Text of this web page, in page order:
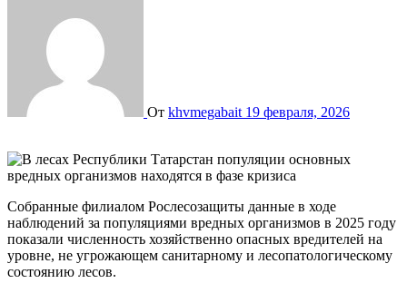
От khvmegabait 19 февраля, 2026
Собранные филиалом Рослесозащиты данные в ходе
наблюдений за популяциями вредных организмов в 2025 году
показали численность хозяйственно опасных вредителей на
уровне, не угрожающем санитарному и лесопатологическому
состоянию лесов.